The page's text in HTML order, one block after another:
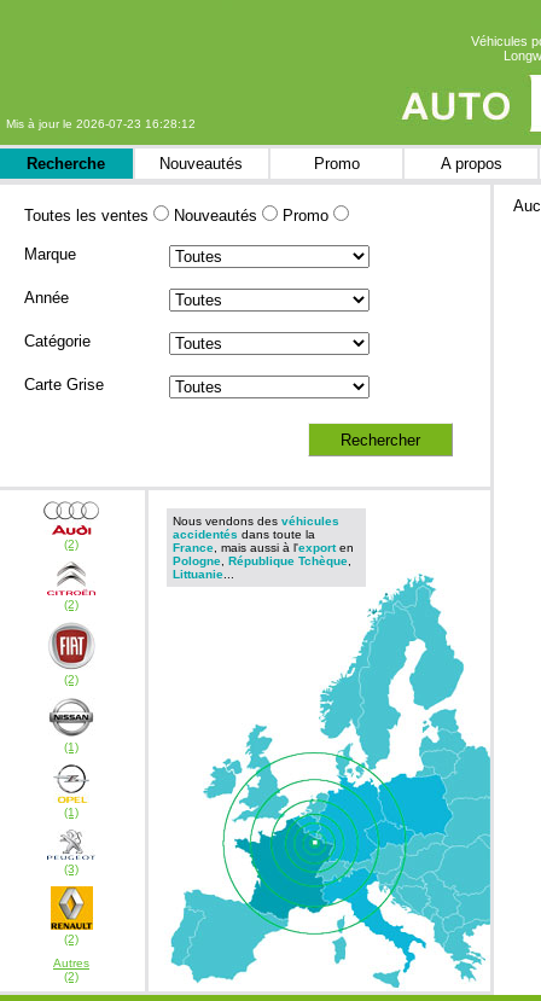
Véhicules
Mis à jour le 2026-07-23 16:28:12
Recherche Nouveautés Promo A propos
Toutes les ventes Nouveautés Promo
Marque
Année
Catégorie
Carte Grise
(2)
(2)
(2)
(1)
(1)
(3)
(2)
Autres
(2)
Nous vendons des véhicules
accidentés dans toute la
France , mais aussi à l'exporten
Pologne République Tchèque
Littuanie